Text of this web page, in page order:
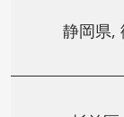
静岡県,